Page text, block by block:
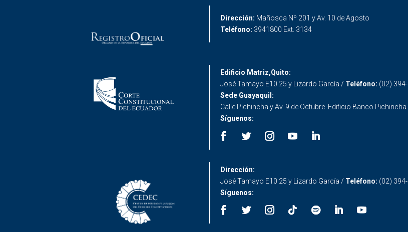
Dirección: Mañosca Nº 201 y Av. 10 de Agosto
Teléfono: 3941800 Ext. 3134
Edificio Matriz,Quito:
José Tamayo E10 25 y Lizardo García / Teléfono: (02)
Sede Guayaquil:
Calle Pichincha y Av. 9 de Octubre. Edificio Banco
Síguenos:
Dirección:
José Tamayo E10 25 y Lizardo García / Teléfono: (02)
Síguenos: